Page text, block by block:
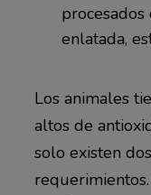
enlatada,
Los animales
altos de
solo existen